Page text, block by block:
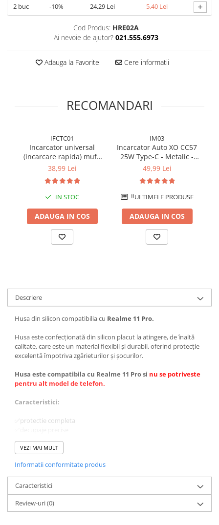
2buc -10% 24,29 Lei 5,40 Lei +
Cod Produs: HRE02A
Ai nevoie de ajutor? 021.555.6973
Adauga la Favorite Cere informatii
RECOMANDARI
IFCTC01
Incarcator universal
(incarcare rapida) mufa
Type-C 20W - Alb
38,99 Lei
IN STOC
ADAUGA IN COS
IM03
Incarcator Auto XO CC57
25W Type-C - Metalic -
Incarcare Rapida - Negru
49,99 Lei
‼️ULTIMELE PRODUSE
ADAUGA IN COS
Descriere
Husa din silicon compatibilia cu Realme 11 Pro.
Husa este confecționată din silicon placut la atingere, de înaltă
calitate, care este un material flexibil și durabil, oferind protecție
excelentă împotriva zgârieturilor și șocurilor.
Husa este compatibila cu Realme 11 Pro si nu se potriveste
pentru alt model de telefon.
Caracteristici:
✅protectie completa
✅faciliteaza incarcarea wierless (daca telefonul suporta)
✅se curata usor, materialul din care este confectionata fiind
✅previne alunecarea
VEZI MAI MULT
Informatii conformitate produs
Caracteristici
Review-uri(0)